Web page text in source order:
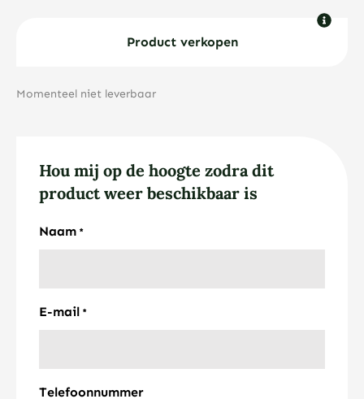
Product verkopen
Momenteel niet leverbaar
Hou mij op de hoogte zodra dit
product weer beschikbaar is
Naam *
E-mail *
Telefoonnummer